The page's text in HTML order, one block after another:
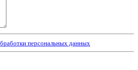
персональных данных